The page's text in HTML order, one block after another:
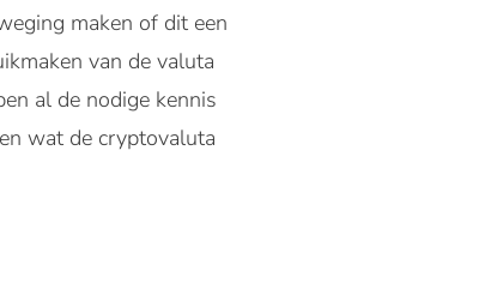
maken of dit een
van de valuta
al de nodige kennis
wat de cryptovaluta